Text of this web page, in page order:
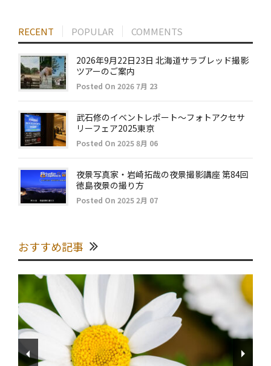
RECENT POPULAR COMMENTS
2026年9月22日23日 北海道サラブレッド撮影
ツアーのご案内
Posted On 2026 7月 23
武石修のイベントレポート～フォトアクセサ
リーフェア2025東京
Posted On 2025 8月 06
夜景写真家・岩崎拓哉の夜景撮影講座 第84回
徳島夜景の撮り方
Posted On 2025 2月 07
おすすめ記事